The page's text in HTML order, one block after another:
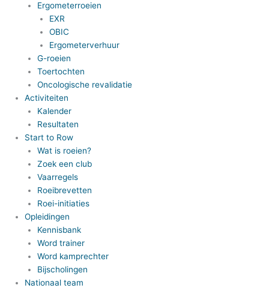
Ergometerroeien
EXR
OBIC
Ergometerverhuur
G-roeien
Toertochten
Oncologische revalidatie
Activiteiten
Kalender
Resultaten
Start to Row
Wat is roeien?
Zoek een club
Vaarregels
Roeibrevetten
Roei-initiaties
Opleidingen
Kennisbank
Word trainer
Word kamprechter
Bijscholingen
Nationaal team